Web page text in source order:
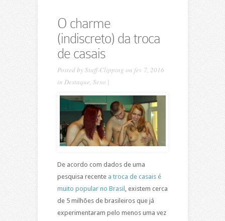
O charme
(indiscreto) da troca
de casais
Posted byStaff-Clipping on fev 7, 2016
in Destaque, Sexo |
De acordo com dados de uma
pesquisa recente a troca de casais é
muito popular no Brasil , existem cerca
de 5 milhões de brasileiros que já
experimentaram pelo menos uma vez